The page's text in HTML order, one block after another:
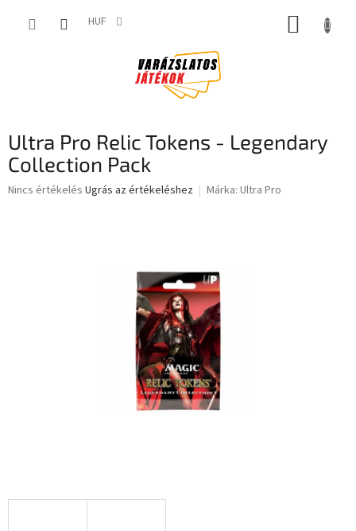
HUF KOSÁR
Ultra Pro Relic Tokens - Legendary
Collection Pack
A
Nincs értékelés Ugrás az értékeléshez Márka: Ultra Pro